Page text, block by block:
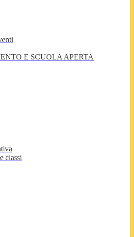
E SCUOLA APERTA
classi